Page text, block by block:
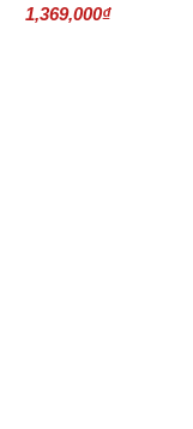
1,369,000₫